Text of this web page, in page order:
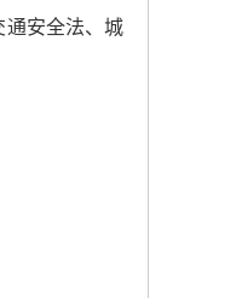
通安全法、城